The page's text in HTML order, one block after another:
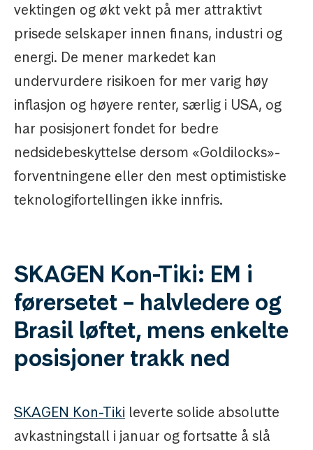
vektingen og økt vekt på mer attraktivt
prisede selskaper innen finans, industri og
energi. De mener markedet kan
undervurdere risikoen for mer varig høy
inflasjon og høyere renter, særlig i USA, og
har posisjonert fondet for bedre
nedsidebeskyttelse dersom «Goldilocks»-
forventningene eller den mest optimistiske
teknologifortellingen ikke innfris.
SKAGEN Kon-Tiki: EM i
førersetet – halvledere og
Brasil løftet, mens enkelte
posisjoner trakk ned
SKAGEN Kon-Tiki leverte solide absolutte
avkastningstall i januar og fortsatte å slå